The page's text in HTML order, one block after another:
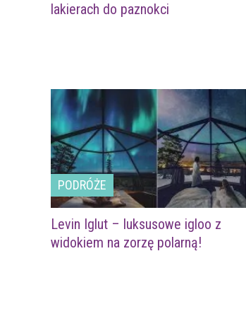
lakierach do paznokci
PODRÓŻE
Levin Iglut – luksusowe igloo z
widokiem na zorzę polarną!